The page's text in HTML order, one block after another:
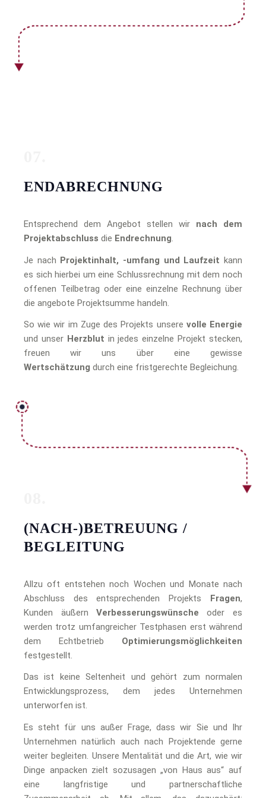
ENDABRECHNUNG
Entsprechend dem Angebot stellen wir nach dem
Projektabschluss die Endrechnung.
Je nach Projektinhalt, -umfang und Laufzeit kann
es sich hierbei um eine Schlussrechnung mit dem noch
offenen Teilbetrag oder eine einzelne Rechnung über
die angebote Projektsumme handeln.
So wie wir im Zuge des Projekts unsere volle Energie
und unser Herzblut in jedes einzelne Projekt stecken,
freuen wir uns über eine gewisse
Wertschätzung durch eine fristgerechte Begleichung.
(NACH-)BETREUUNG /
BEGLEITUNG
Allzu oft entstehen noch Wochen und Monate nach
Abschluss des entsprechenden Projekts Fragen,
Kunden äußern Verbesserungswünsche oder es
werden trotz umfangreicher Testphasen erst während
dem Echtbetrieb Optimierungsmöglichkeiten
festgestellt.
Das ist keine Seltenheit und gehört zum normalen
Entwicklungsprozess, dem jedes Unternehmen
unterworfen ist.
Es steht für uns außer Frage, dass wir Sie und Ihr
Unternehmen natürlich auch nach Projektende gerne
weiter begleiten. Unsere Mentalität und die Art, wie wir
Dinge anpacken zielt sozusagen „von Haus aus“ auf
eine langfristige und partnerschaftliche